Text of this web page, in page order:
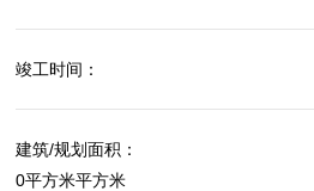
竣工时间：
建筑/规划面积：
0平方米平方米